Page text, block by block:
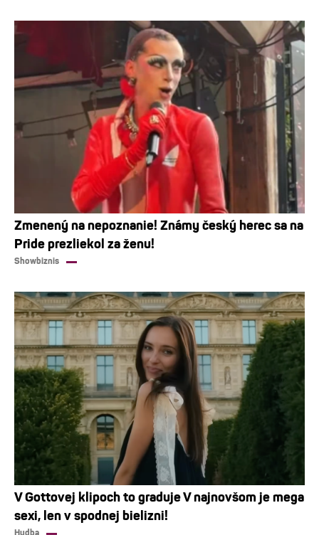
Zmenený na nepoznanie! Známy český herec sa na
Pride prezliekol za ženu!
Showbiznis
V Gottovej klipoch to graduje V najnovšom je mega
sexi, len v spodnej bielizni!
Hudba